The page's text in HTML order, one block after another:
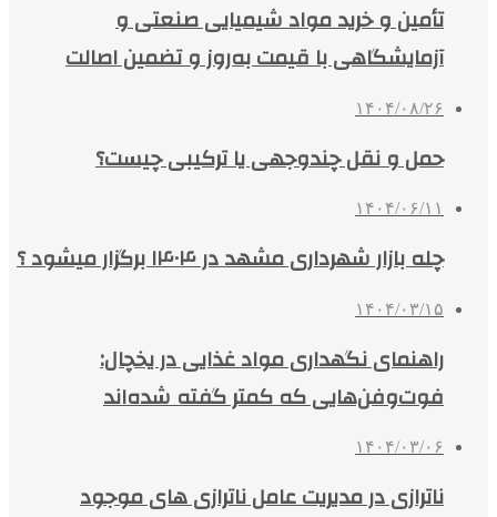
تأمین و خرید مواد شیمیایی صنعتی و
آزمایشگاهی با قیمت به‌روز و تضمین اصالت
۱۴۰۴/۰۸/۲۶
حمل و نقل چندوجهی یا ترکیبی چیست؟
۱۴۰۴/۰۶/۱۱
چله بازار شهرداری مشهد در ۱۴۰۴ برگزار میشود ؟
۱۴۰۴/۰۳/۱۵
راهنمای نگهداری مواد غذایی در یخچال:
فوت‌وفن‌هایی که کمتر گفته شده‌اند
۱۴۰۴/۰۳/۰۶
ناترازی در مدیریت عامل ناترازی های موجود